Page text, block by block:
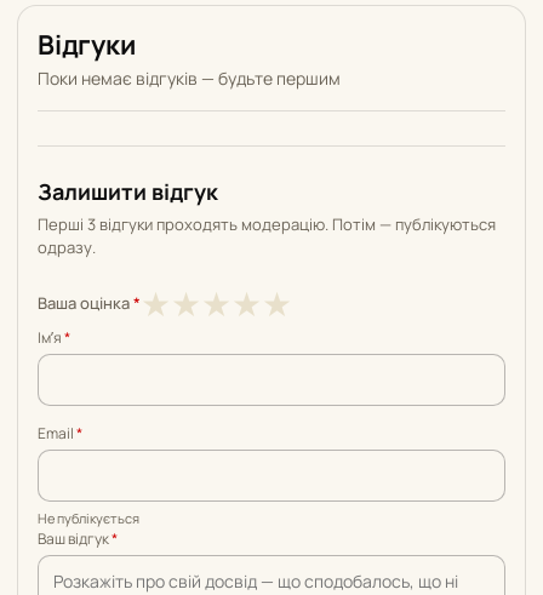
Відгуки
Поки немає відгуків — будьте першим
Залишити відгук
Перші 3 відгуки проходять модерацію. Потім — публікуються
одразу.
Ваша оцінка* ★
5
★4
5
★3
5
★2
5
★1
5
Імʼя*
Email*
Не публікується
Ваш відгук*